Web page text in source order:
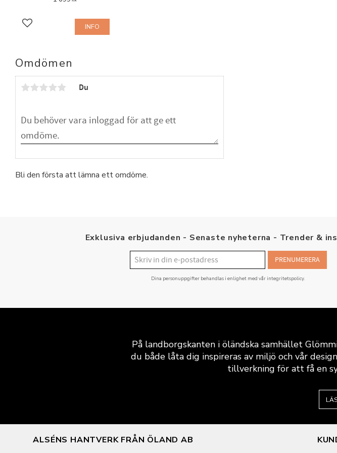
Omdömen
Du
Bli den första att lämna ett omdöme.
Lägg till i favoriterINFO
Exklusiva erbjudanden - Senaste nyheterna - Trender &
PRENUMERERA
Dina personuppgifter behandlas i enlighet med vår integritetspolicy.
På landborgskanten i öländska samhället
du både låta dig inspireras av miljö och vår
tillverkning för att få en
ALSÉNS HANTVERK FRÅN ÖLAND AB